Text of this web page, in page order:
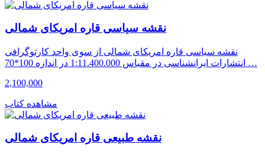
نقشه سیاسی قاره امریکای شمالی
نقشه سیاسی قاره امریکای شمالی از سوی واحد کارتوگرافی
انتشارات ایرانشناسی در مقیاس 1:11.400.000 در اندازه 100*70 …
2,100,000
مشاهده کتاب
نقشه طبیعی قاره امریکای شمالی